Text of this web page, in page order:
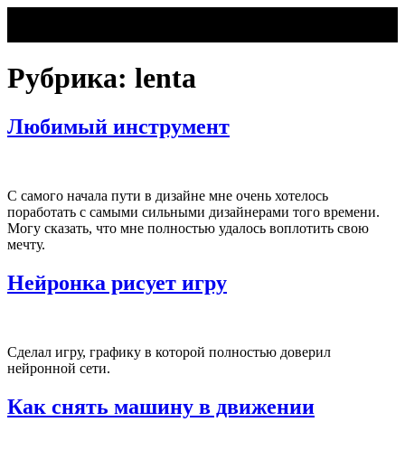
Рубрика: lenta
Любимый инструмент
С самого начала пути в дизайне мне очень хотелось
поработать с самыми сильными дизайнерами того времени.
Могу сказать, что мне полностью удалось воплотить свою
мечту.
Нейронка рисует игру
Сделал игру, графику в которой полностью доверил
нейронной сети.
Как снять машину в движении